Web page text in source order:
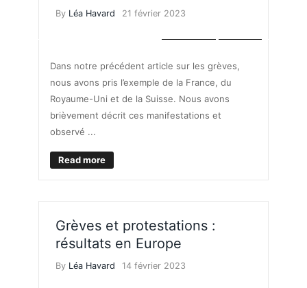
By Léa Havard 21 février 2023
Dans notre précédent article sur les grèves,
nous avons pris l’exemple de la France, du
Royaume-Uni et de la Suisse. Nous avons
brièvement décrit ces manifestations et
observé ...
Read more
Grèves et protestations :
résultats en Europe
By Léa Havard 14 février 2023